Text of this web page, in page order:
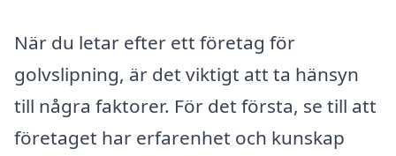
När du letar efter ett företag för
golvslipning, är det viktigt att ta hänsyn
till några faktorer. För det första, se till att
företaget har erfarenhet och kunskap